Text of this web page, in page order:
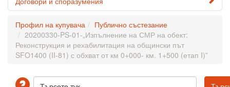
Профил на купувача
Публично състезание
20200330-PS-01-„Изпълнение на СМР на обект:
Реконструкция и рехабилитация на общински път
SFO1400 (II-81) с обхват от км 0+000- км. 1+500 (етап I)”